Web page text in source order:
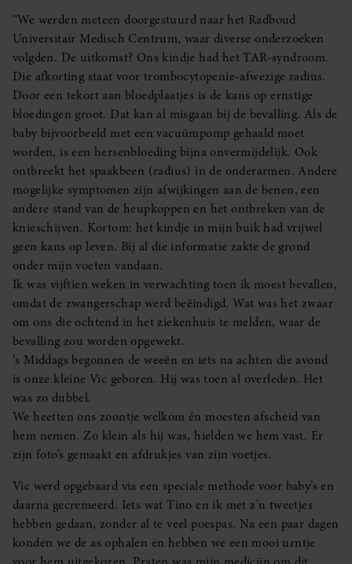
“We werden meteen doorgestuurd naar het Radboud
Universitair Medisch Centrum, waar diverse onderzoeken
volgden. De uitkomst? Ons kindje had het TAR-syndroom.
Die afkorting staat voor trombocytopenie-afwezige radius.
Door een tekort aan bloedplaatjes is de kans op ernstige
bloedingen groot. Dat kan al misgaan bij de bevalling. Als de
baby bijvoorbeeld met een vacuümpomp gehaald moet
worden, is een hersenbloeding bijna onvermijdelijk. Ook
ontbreekt het spaakbeen (radius) in de onderarmen. Andere
mogelijke symptomen zijn afwijkingen aan de benen, een
andere stand van de heupkoppen en het ontbreken van de
knieschijven. Kortom: het kindje in mijn buik had vrijwel
geen kans op leven. Bij al die informatie zakte de grond
onder mijn voeten vandaan.
Ik was vijftien weken in verwachting toen ik moest bevallen,
omdat de zwangerschap werd beëindigd. Wat was het zwaar
om ons die ochtend in het ziekenhuis te melden, waar de
bevalling zou worden opgewekt.
‘s Middags begonnen de weeën en iets na achten die avond
is onze kleine Vic geboren. Hij was toen al overleden. Het
was zo dubbel.
We heetten ons zoontje welkom én moesten afscheid van
hem nemen. Zo klein als hij was, hielden we hem vast. Er
zijn foto’s gemaakt en afdrukjes van zijn voetjes.
Vic werd opgebaard via een speciale methode voor baby’s en
daarna gecremeerd. Iets wat Tino en ik met z’n tweetjes
hebben gedaan, zonder al te veel poespas. Na een paar dagen
konden we de as ophalen en hebben we een mooi urntje